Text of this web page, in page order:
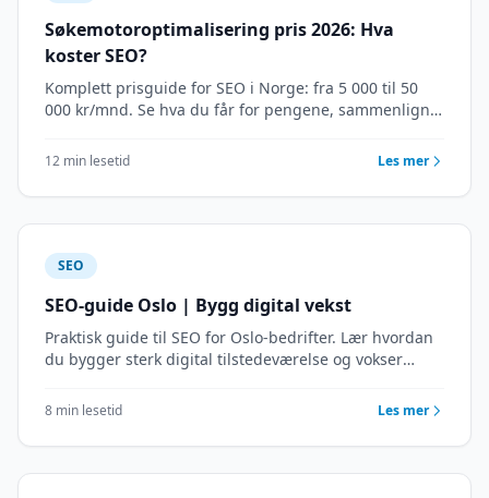
Søkemotoroptimalisering pris 2026: Hva
koster SEO?
Komplett prisguide for SEO i Norge: fra 5 000 til 50
000 kr/mnd. Se hva du får for pengene, sammenlign
12 min lesetid Les mer
SEO
SEO-guide Oslo | Bygg digital vekst
Praktisk guide til SEO for Oslo-bedrifter. Lær hvordan
du bygger sterk digital tilstedeværelse og vokser
8 min lesetid Les mer